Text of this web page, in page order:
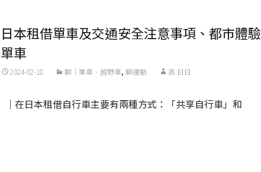
日本租借單車及交通安全注意事項、都市體驗
單車
2024-02-18 聊｜單車、越野車, 聊運動 高 日日
｜在日本租借自行車主要有兩種方式：「共享自行車」和